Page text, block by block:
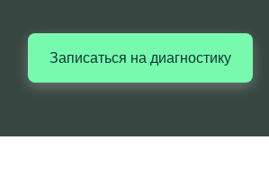
Записаться на диагностику